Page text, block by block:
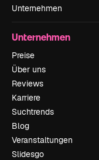
Unternehmen
Unternehmen
Preise
Über uns
Reviews
Karriere
Suchtrends
Blog
Veranstaltungen
Slidesgo